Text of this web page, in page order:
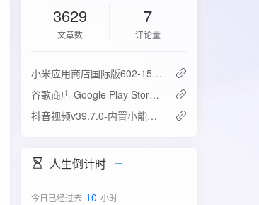
3629
文章数
7
评论量
‌小米应用商店国际版602-15.6.0.2：免登录直下，比谷歌商店快3倍！
谷歌商店 Google Play Store v52.4.42-31版
抖音视频v39.7.0-内置小能手2.0.7模块
人生倒计时
今日已经过去 10 小时